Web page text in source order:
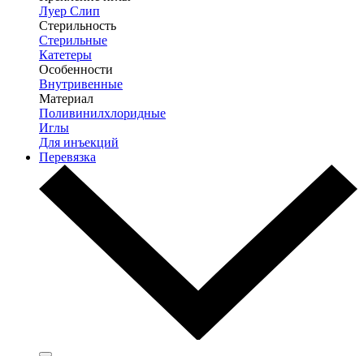
Луер Слип
Стерильность
Стерильные
Катетеры
Особенности
Внутривенные
Материал
Поливинилхлоридные
Иглы
Для инъекций
Перевязка